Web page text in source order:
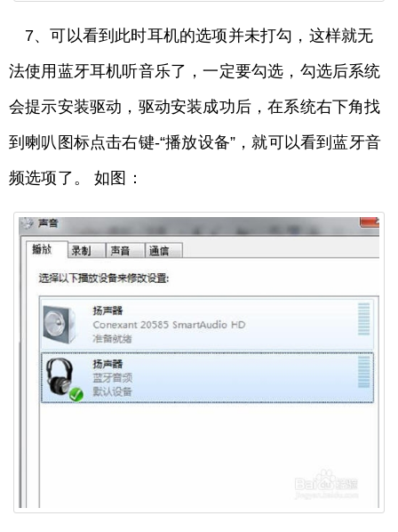
7、可以看到此时耳机的选项并未打勾，这样就无
法使用蓝牙耳机听音乐了，一定要勾选，勾选后系统
会提示安装驱动，驱动安装成功后，在系统右下角找
到喇叭图标点击右键-“播放设备”，就可以看到蓝牙音
频选项了。 如图：